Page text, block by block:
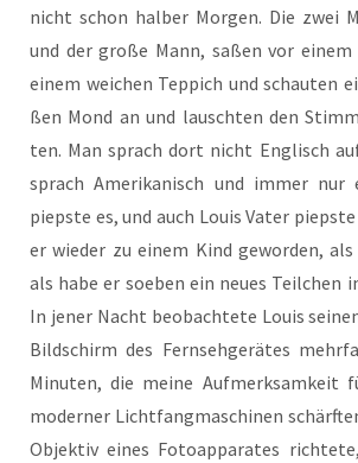
nicht schon hal­ber Mor­gen. Die zwei
und der gro­ße Mann, saßen vor
einem wei­chen Tep­pich und schau­ten
ßen Mond an und lausch­ten den
ten. Man sprach dort nicht Eng­lisch
sprach Ame­ri­ka­nisch und immer nur
pieps­te es, und auch Lou­is Vater
er wie­der zu einem Kind gewor­den,
als habe er soeben ein neu­es Teil­chen
In jener Nacht beob­ach­te­te Lou­is
Bild­schirm des Fern­seh­ge­rä­tes
Minu­ten, die mei­ne Auf­merk­sam­keit
moder­ner Licht­fang­ma­schi­nen
Objek­tiv eines Foto­ap­pa­ra­tes